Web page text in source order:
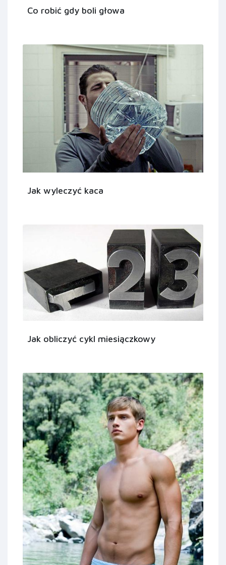
Co robić gdy boli głowa
Jak wyleczyć kaca
Jak obliczyć cykl miesiączkowy